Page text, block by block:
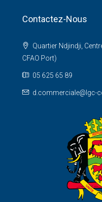
Contactez-Nous
Quartier Ndjindji,
CFAO Port)
05 625 65 89
d.commerciale@lgc-